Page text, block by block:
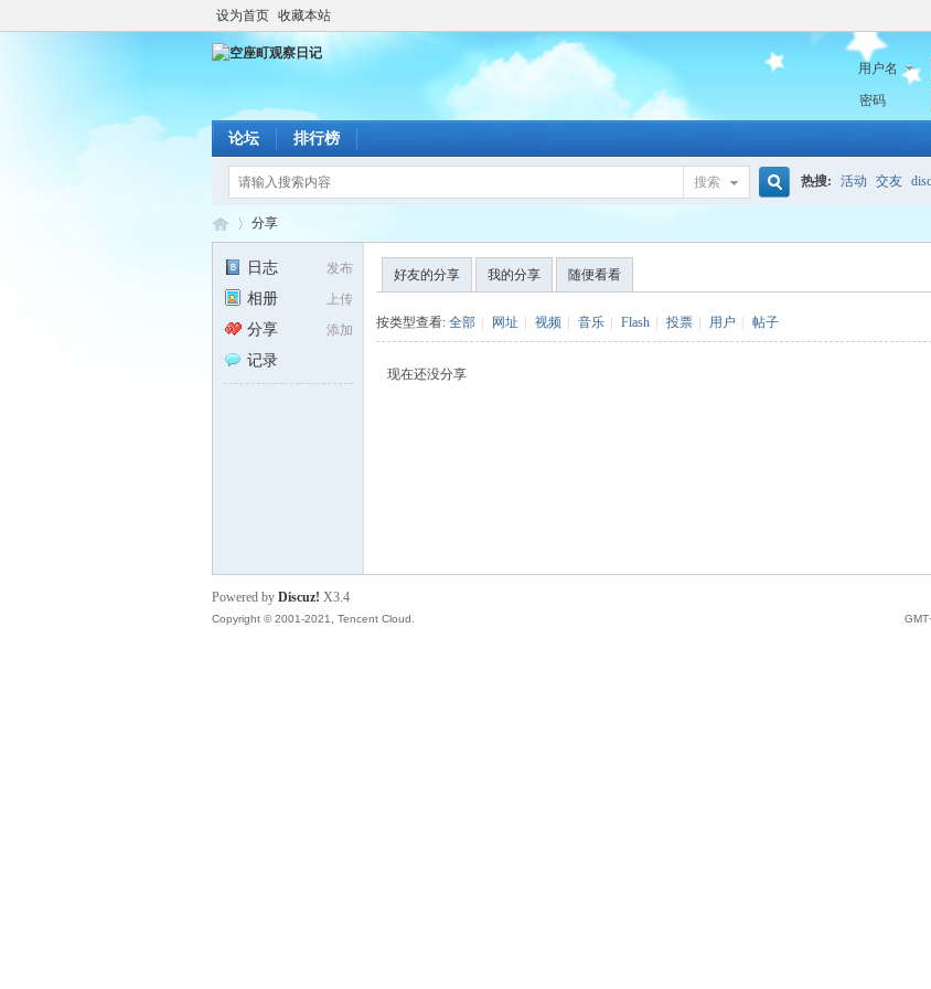
设为首页 收藏本站
用户名
密码
论坛 排行榜
搜索 热搜: 活动 交友
分享
发布
日志
上传
相册
添加
分享
记录
好友的分享 我的分享 随便看看
按类型查看: 全部 网址 视频 音乐 Flash 投票 用户 帖子
现在还没分享
Powered by Discuz! X3.4
Copyright © 2001-2021, Tencent Cloud.